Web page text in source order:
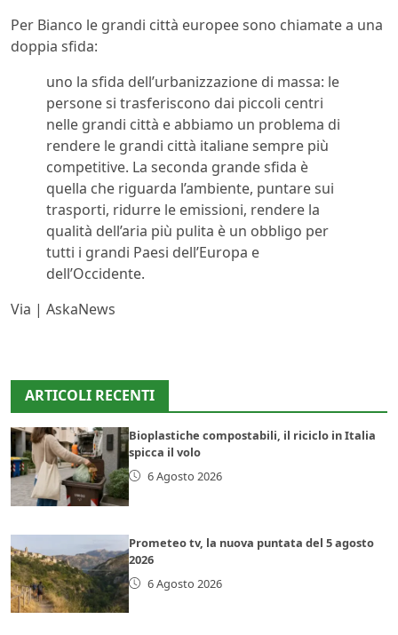
Per Bianco le grandi città europee sono chiamate a una
doppia sfida:
uno la sfida dell’urbanizzazione di massa: le
persone si trasferiscono dai piccoli centri
nelle grandi città e abbiamo un problema di
rendere le grandi città italiane sempre più
competitive. La seconda grande sfida è
quella che riguarda l’ambiente, puntare sui
trasporti, ridurre le emissioni, rendere la
qualità dell’aria più pulita è un obbligo per
tutti i grandi Paesi dell’Europa e
dell’Occidente.
Via | AskaNews
ARTICOLI RECENTI
Bioplastiche compostabili, il riciclo in Italia
spicca il volo
6 Agosto 2026
Prometeo tv, la nuova puntata del 5 agosto
2026
6 Agosto 2026